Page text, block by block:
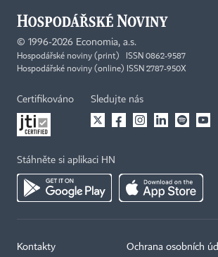
© 1996-2026 Economia, a.s.
Hospodářské noviny (print) ISSN 0862-9587
Hospodářské noviny (online) ISSN 2787-950X
Certifikováno Sledujte nás
Stáhněte si aplikaci HN
Kontakty Ochrana osobních